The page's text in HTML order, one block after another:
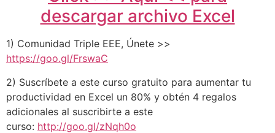
descargar archivo Excel
1) Comunidad Triple EEE, Únete >>
https://goo.gl/FrswaC
2) Suscríbete a este curso gratuito para aumentar tu
productividad en Excel un 80% y obtén 4 regalos
adicionales al suscribirte a este
curso: http://goo.gl/zNqh0o